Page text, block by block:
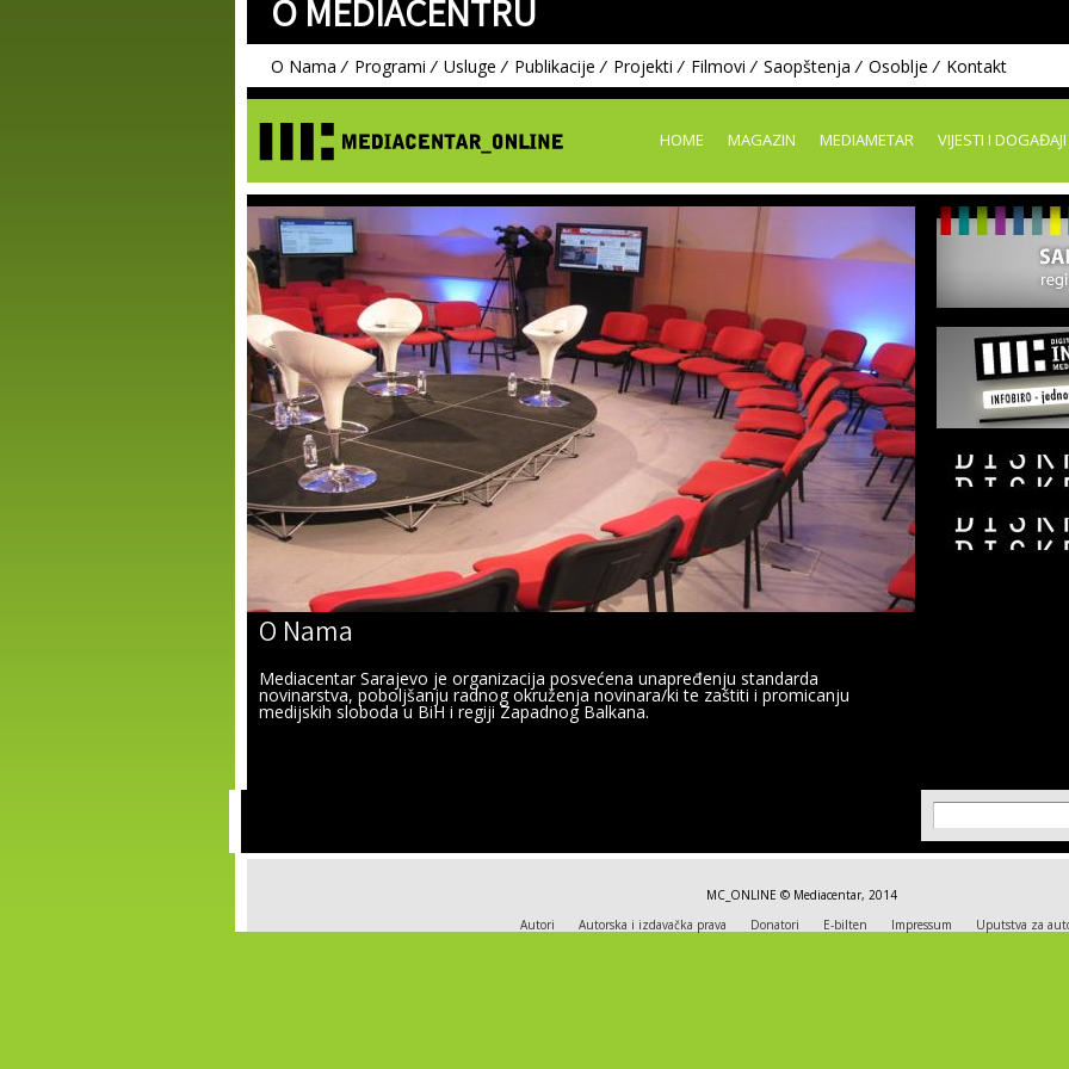
content
O MEDIACENTRU
O Nama Programi Usluge Publikacije Projekti Filmovi Saopštenja Osoblje Kontakt
HOME MAGAZIN MEDIAMETAR VIJESTI I DOGAĐAJI
O Nama
Mediacentar Sarajevo je organizacija posvećena unapređenju standarda
novinarstva, poboljšanju radnog okruženja novinara/ki te zaštiti i promicanju
medijskih sloboda u BiH i regiji Zapadnog Balkana.
Search
Search
MC_ONLINE © Mediacentar, 2014
Autori
Autorska i izdavačka prava Donatori E-bilten Impressum Uputstva za